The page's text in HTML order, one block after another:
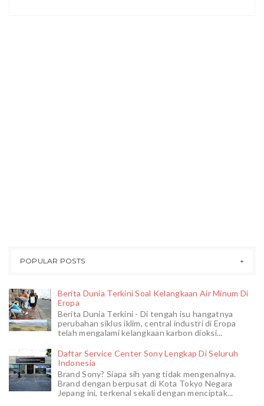
POPULAR POSTS
Berita Dunia Terkini Soal Kelangkaan Air Minum Di
Eropa
Berita Dunia Terkini - Di tengah isu hangatnya
perubahan siklus iklim, central industri di Eropa
telah mengalami kelangkaan karbon dioksi...
Daftar Service Center Sony Lengkap Di Seluruh
Indonesia
Brand Sony? Siapa sih yang tidak mengenalnya.
Brand dengan berpusat di Kota Tokyo Negara
Jepang ini, terkenal sekali dengan menciptak...